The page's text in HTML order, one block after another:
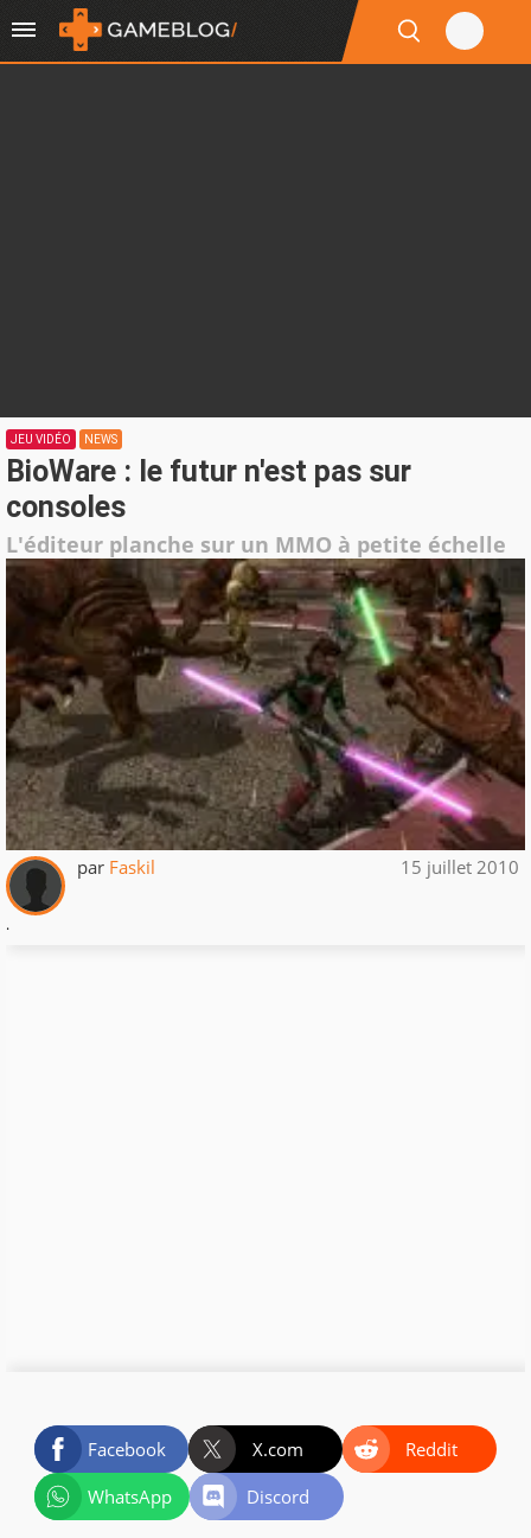
JEU VIDÉO NEWS
BioWare : le futur n'est pas sur
consoles
L'éditeur planche sur un MMO à petite échelle
par Faskil 15 juillet 2010
.
Facebook X.com
Reddit
WhatsApp
Discord